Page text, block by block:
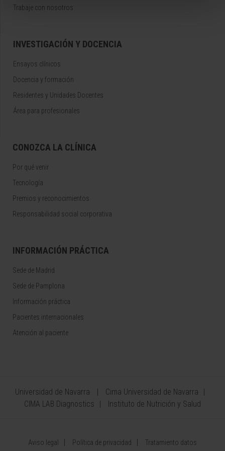
Trabaje con nosotros
INVESTIGACIÓN Y DOCENCIA
Ensayos clínicos
Docencia y formación
Residentes y Unidades Docentes
Área para profesionales
CONOZCA LA CLÍNICA
Por qué venir
Tecnología
Premios y reconocimientos
Responsabilidad social corporativa
INFORMACIÓN PRÁCTICA
Sede de Madrid
Sede de Pamplona
Información práctica
Pacientes internacionales
Atención al paciente
Universidad de Navarra
Cima Universidad de Navarra
CIMA LAB Diagnostics
Instituto de Nutrición y Salud
Aviso legal Política de privacidad
Tratamiento datos